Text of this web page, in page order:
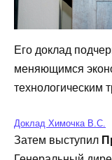
Его доклад
меняющимся
технологическим
Доклад Химочка В.С.
Затем выступил